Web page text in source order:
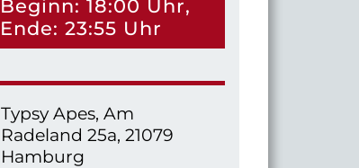
Beginn: 18:00 Uhr,
Ende: 23:55 Uhr
Typsy Apes, Am
Radeland 25a, 21079
Hamburg